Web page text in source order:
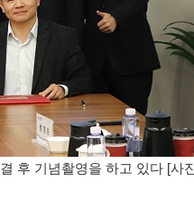
후 기념촬영을 하고 있다 [사